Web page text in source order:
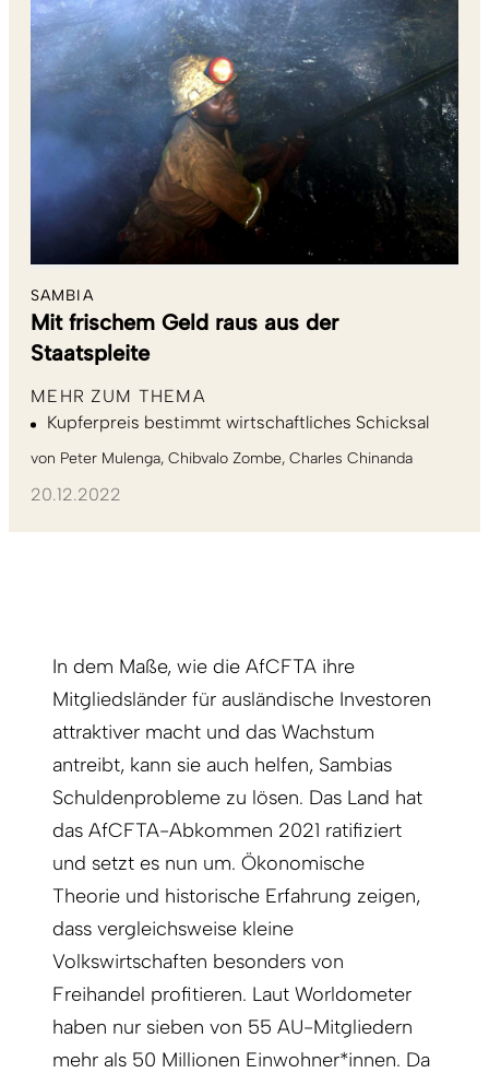
SAMBIA
Mit frischem Geld raus aus der
Staatspleite
MEHR ZUM THEMA
Kupferpreis bestimmt wirtschaftliches Schicksal
von Peter Mulenga Chibvalo Zombe Charles Chinanda
20.12.2022
In dem Maße, wie die AfCFTA ihre
Mitgliedsländer für ausländische Investoren
attraktiver macht und das Wachstum
antreibt, kann sie auch helfen, Sambias
Schuldenprobleme zu lösen. Das Land hat
das AfCFTA-Abkommen 2021 ratifiziert
und setzt es nun um. Ökonomische
Theorie und historische Erfahrung zeigen,
dass vergleichsweise kleine
Volkswirtschaften besonders von
Freihandel profitieren. Laut Worldometer
haben nur sieben von 55 AU-Mitgliedern
mehr als 50 Millionen Einwohner*innen. Da